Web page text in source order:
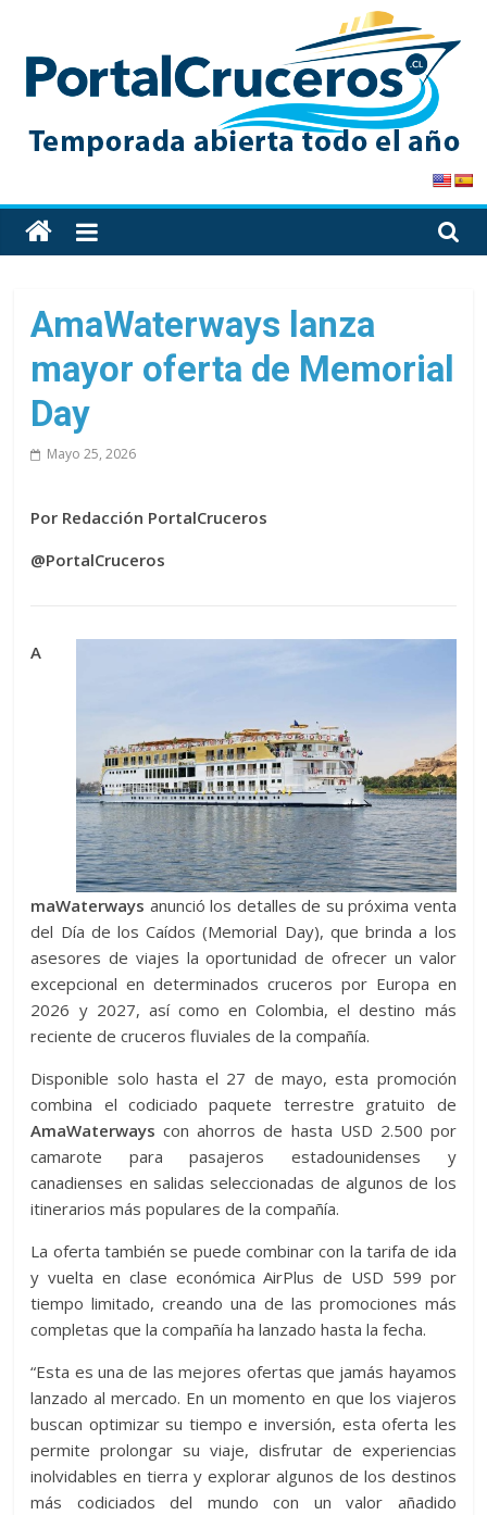
content
PortalCruceros
Toda
la
cruceros
en
un
solo
AmaWaterways lanza
mayor oferta de Memorial
Day
Mayo 25, 2026
Por Redacción PortalCruceros
@PortalCruceros
A
maWaterways anunció los detalles de su próxima venta
del Día de los Caídos (Memorial Day), que brinda a los
asesores de viajes la oportunidad de ofrecer un valor
excepcional en determinados cruceros por Europa en
2026 y 2027, así como en Colombia, el destino más
reciente de cruceros fluviales de la compañía.
Disponible solo hasta el 27 de mayo, esta promoción
combina el codiciado paquete terrestre gratuito de
AmaWaterways con ahorros de hasta USD 2.500 por
camarote para pasajeros estadounidenses y
canadienses en salidas seleccionadas de algunos de los
itinerarios más populares de la compañía.
La oferta también se puede combinar con la tarifa de ida
y vuelta en clase económica AirPlus de USD 599 por
tiempo limitado, creando una de las promociones más
completas que la compañía ha lanzado hasta la fecha.
“Esta es una de las mejores ofertas que jamás hayamos
lanzado al mercado. En un momento en que los viajeros
buscan optimizar su tiempo e inversión, esta oferta les
permite prolongar su viaje, disfrutar de experiencias
inolvidables en tierra y explorar algunos de los destinos
más codiciados del mundo con un valor añadido